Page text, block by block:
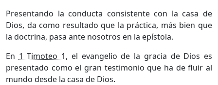
Presentando la conducta consistente con la casa de
Dios, da como resultado que la práctica, más bien que
la doctrina, pasa ante nosotros en la epístola.
En 1 Timoteo 1, el evangelio de la gracia de Dios es
presentado como el gran testimonio que ha de fluir al
mundo desde la casa de Dios.